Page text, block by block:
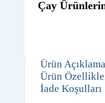
Çay
Ürün
Ürün
İade Koşulları